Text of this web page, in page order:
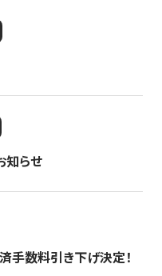
知らせ
手数料引き下げ決定！